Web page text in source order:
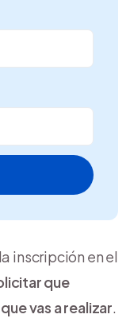
inscripción en el
que
vas a realizar